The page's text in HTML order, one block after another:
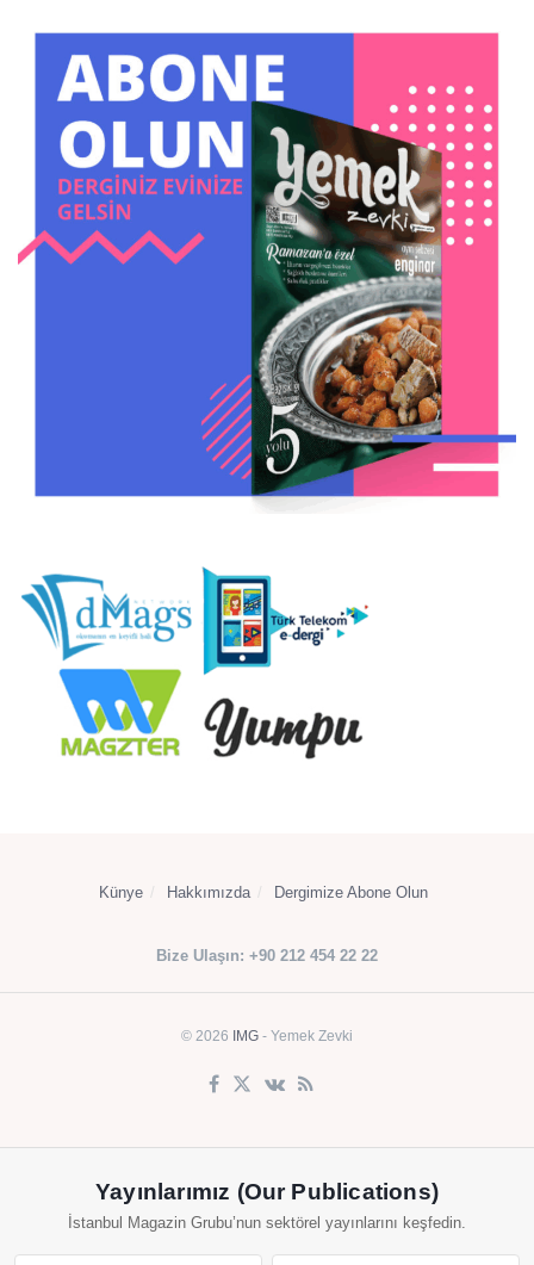
Künye Hakkımızda Dergimize Abone Olun
Bize Ulaşın: +90 212 454 22 22
© 2026 IMG - Yemek Zevki
Yayınlarımız (Our Publications)
İstanbul Magazin Grubu’nun sektörel yayınlarını keşfedin.